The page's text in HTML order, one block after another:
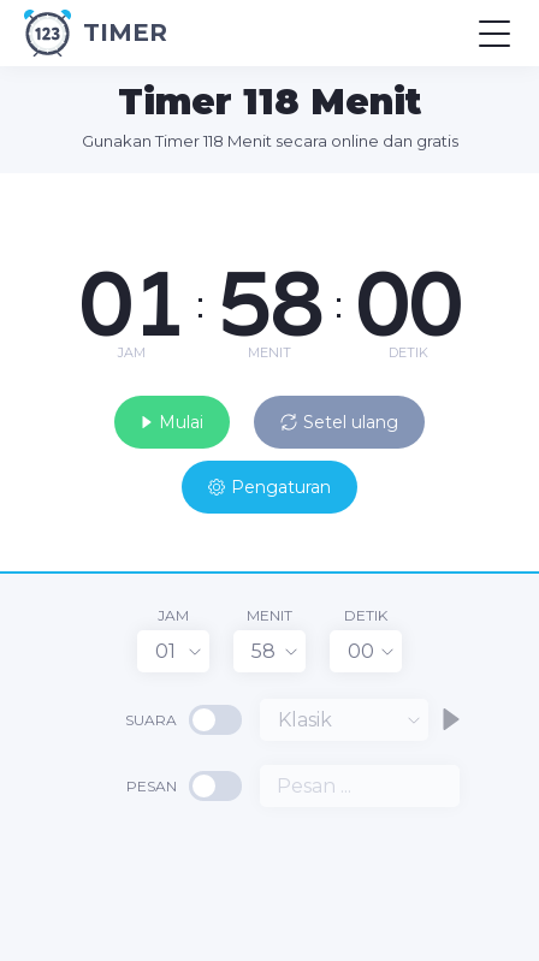
TIMER
Timer 118 Menit
Gunakan Timer 118 Menit secara online dan gratis
01
JAM
: 58
MENIT
: 00
DETIK
Mulai Setel ulang
Pengaturan
JAM
01
MENIT
58
DETIK
00
SUARA Klasik
PESAN